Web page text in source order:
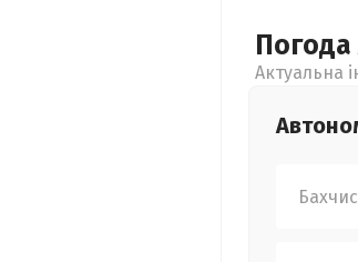
Актуальна